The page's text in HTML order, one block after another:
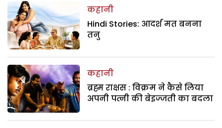
कहानी
Hindi Stories: आदर्श मत बनना
तनु
कहानी
ब्रह्म राक्षस : विक्रम ने कैसे लिया
अपनी पत्नी की बेइज्जती का बदला